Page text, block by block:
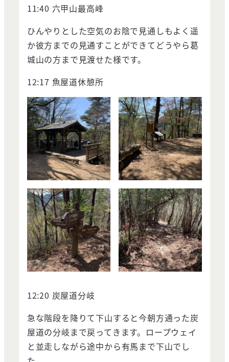
11:40 六甲山最高峰
ひんやりとした空気のお陰で見通しもよく遥
か彼方までの見通すことができてどうやら葛
城山の方まで見渡せた様です。
12:17 魚屋道休憩所
12:20 炭屋道分岐
急な階段を降りて下山すると今朝方通った炭
屋道の分岐まで戻ってきます。ロープウェイ
と並走しながら途中から有馬まで下山でし